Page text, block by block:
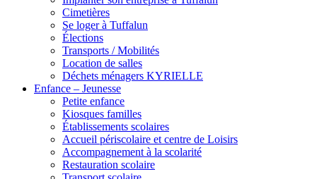
Cimetières
Se loger à Tuffalun
Élections
Transports / Mobilités
Location de salles
Déchets ménagers KYRIELLE
Enfance – Jeunesse
Petite enfance
Kiosques familles
Établissements scolaires
Accueil périscolaire et centre de Loisirs
Accompagnement à la scolarité
Restauration scolaire